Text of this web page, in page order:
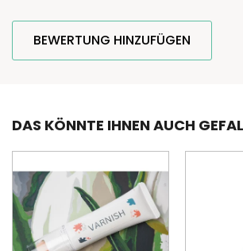
BEWERTUNG HINZUFÜGEN
DAS KÖNNTE IHNEN AUCH